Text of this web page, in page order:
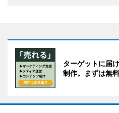
ターゲットに届
制作。まずは無